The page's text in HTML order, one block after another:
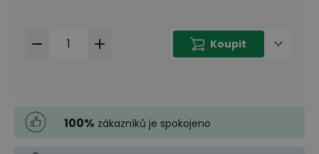
Koupit
100% zákazníků je spokojeno